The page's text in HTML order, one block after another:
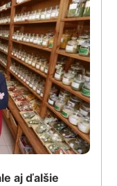
aj ďalšie